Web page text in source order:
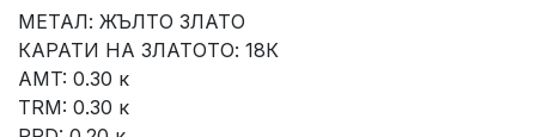
МЕТАЛ: ЖЪЛТО ЗЛАТО
КАРАТИ НА ЗЛАТОТО: 18К
AMT: 0.30 к
TRM: 0.30 к